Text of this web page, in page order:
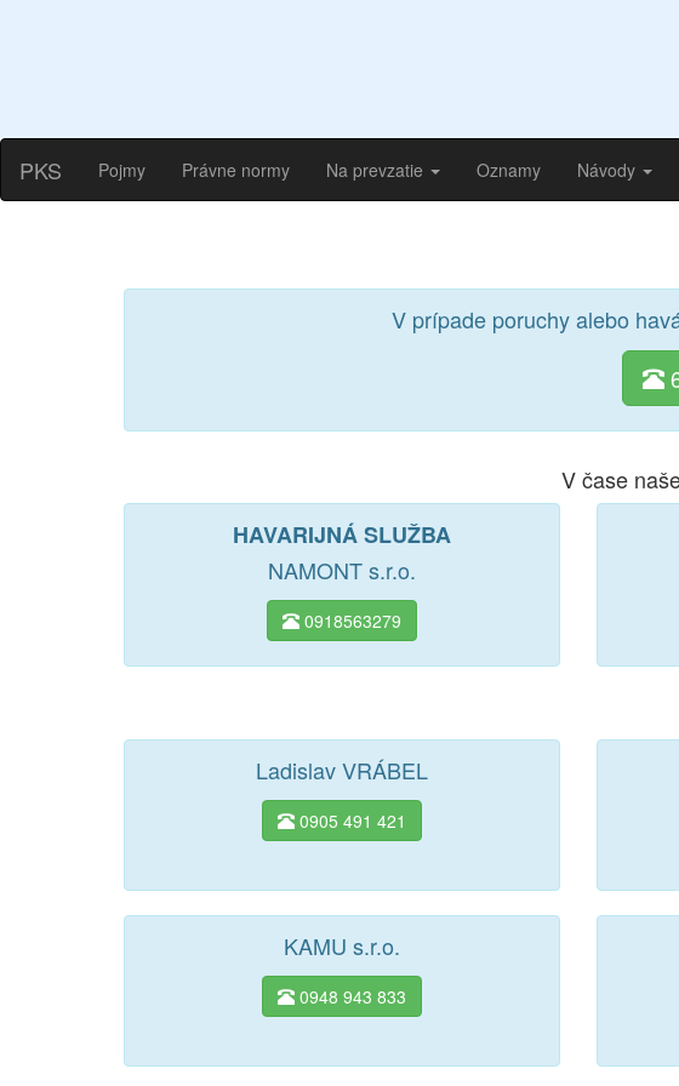
PKS Pojmy Právne normy Na prevzatie Oznamy Návody
V prípade poruchy alebo
V čase
HAVARIJNÁ SLUŽBA
NAMONT s.r.o.
0918563279
Ladislav VRÁBEL
0905 491 421
KAMU s.r.o.
0948 943 833